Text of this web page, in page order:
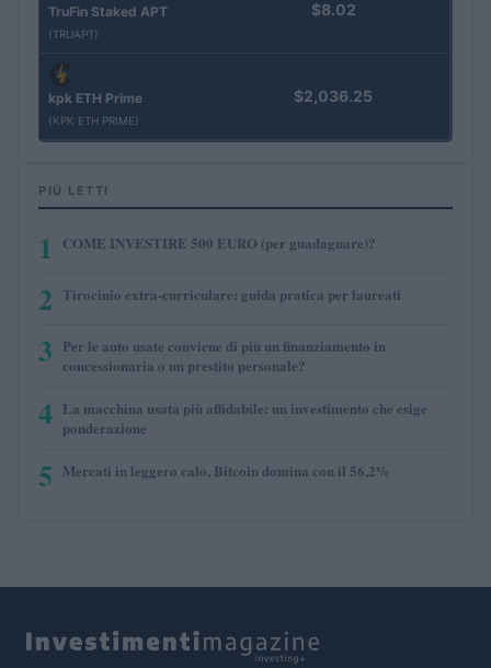
TruFin Staked APT
(TRUAPT)
$8.02
kpk ETH Prime
(KPK ETH PRIME)
$2,036.25
PIÙ LETTI
1 COME INVESTIRE 500 EURO (per guadagnare)?
2 Tirocinio extra-curriculare: guida pratica per laureati
3 Per le auto usate conviene di più un finanziamento in
concessionaria o un prestito personale?
4 La macchina usata più affidabile: un investimento che esige
ponderazione
5 Mercati in leggero calo, Bitcoin domina con il 56,2%